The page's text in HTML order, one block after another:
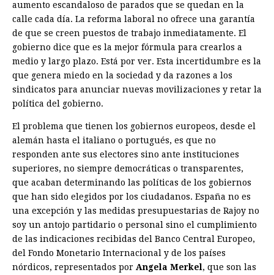
aumento escandaloso de parados que se quedan en la
calle cada día. La reforma laboral no ofrece una garantía
de que se creen puestos de trabajo inmediatamente. El
gobierno dice que es la mejor fórmula para crearlos a
medio y largo plazo. Está por ver. Esta incertidumbre es la
que genera miedo en la sociedad y da razones a los
sindicatos para anunciar nuevas movilizaciones y retar la
política del gobierno.
El problema que tienen los gobiernos europeos, desde el
alemán hasta el italiano o portugués, es que no
responden ante sus electores sino ante instituciones
superiores, no siempre democráticas o transparentes,
que acaban determinando las políticas de los gobiernos
que han sido elegidos por los ciudadanos. España no es
una excepción y las medidas presupuestarias de Rajoy no
soy un antojo partidario o personal sino el cumplimiento
de las indicaciones recibidas del Banco Central Europeo,
del Fondo Monetario Internacional y de los países
nórdicos, representados por Angela Merkel, que son las